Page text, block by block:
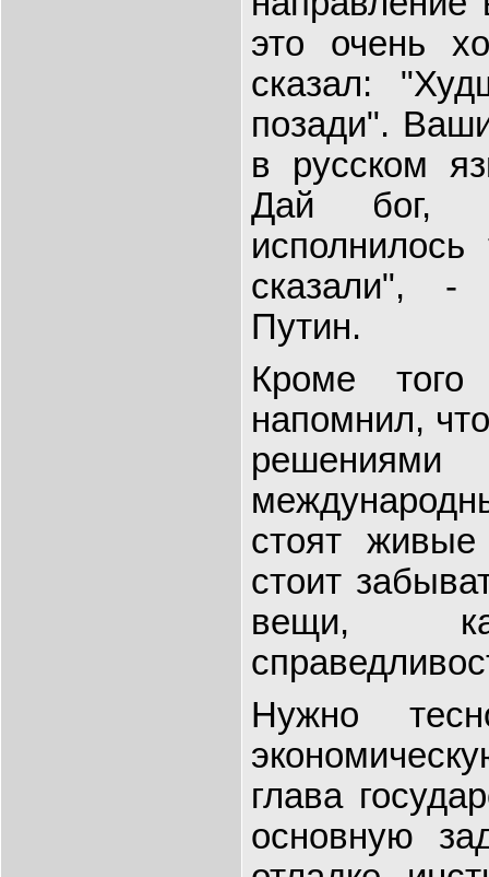
это очень
сказал:
позади".
в русском
Дай бог,
сказали", -
Путин.
Кроме
напомнил,
стоят
стоит
вещи,
Нужно
глава
основную